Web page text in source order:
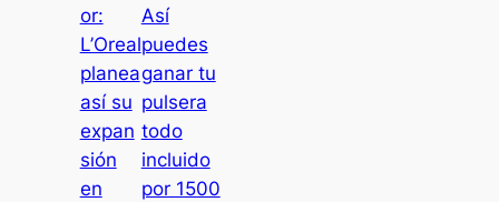
or:
L’Oreal
planea
así su
expan
sión
en
Así
puedes
ganar tu
pulsera
todo
incluido
por 1500